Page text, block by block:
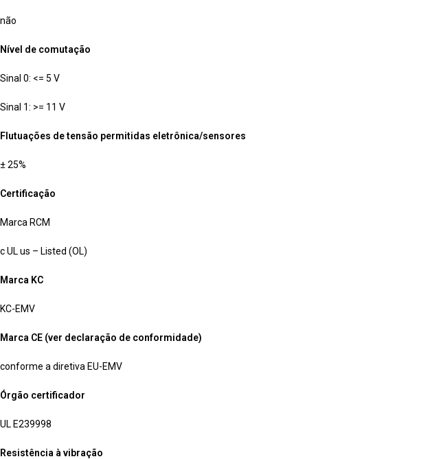
não
Nível de comutação
Sinal 0: <= 5 V
Sinal 1: >= 11 V
Flutuações de tensão permitidas eletrônica/sensores
± 25%
Certificação
Marca RCM
c UL us – Listed (OL)
Marca KC
KC-EMV
Marca CE (ver declaração de conformidade)
conforme a diretiva EU-EMV
Órgão certificador
UL E239998
Resistência à vibração